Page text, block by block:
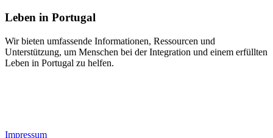
Leben in Portugal
Wir bieten umfassende Informationen, Ressourcen und
Unterstützung, um Menschen bei der Integration und einem erfüllten
Leben in Portugal zu helfen.
Impressum